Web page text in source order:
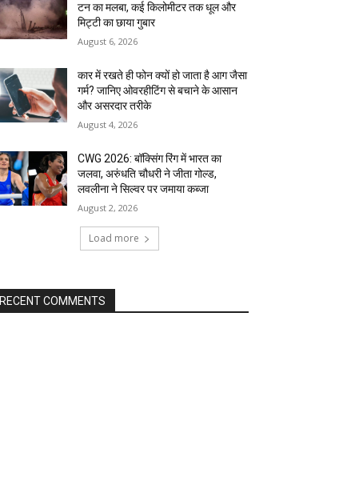
टन का मलबा, कई किलोमीटर तक धूल और
मिट्टी का छाया गुबार
August 6, 2026
कार में रखते ही फोन क्यों हो जाता है आग जैसा
गर्म? जानिए ओवरहीटिंग से बचाने के आसान
और असरदार तरीके
August 4, 2026
CWG 2026: बॉक्सिंग रिंग में भारत का
जलवा, अरुंधति चौधरी ने जीता गोल्ड,
लवलीना ने सिल्वर पर जमाया कब्जा
August 2, 2026
Load more
RECENT COMMENTS